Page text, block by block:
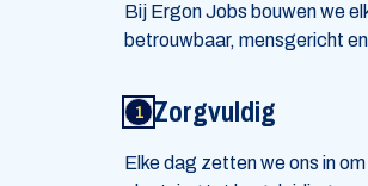
Bij Ergon Jobs bouwen we
betrouwbaar, mensgericht
Zorgvuldig
Elke dag zetten we ons in